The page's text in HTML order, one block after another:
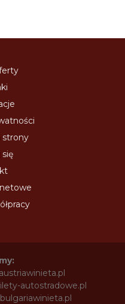
strony
austriawinieta.pl
autostradowe.pl
bulgariawinieta.pl